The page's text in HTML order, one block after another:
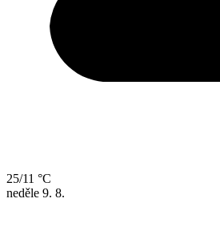
25/11 °C
neděle 9. 8.